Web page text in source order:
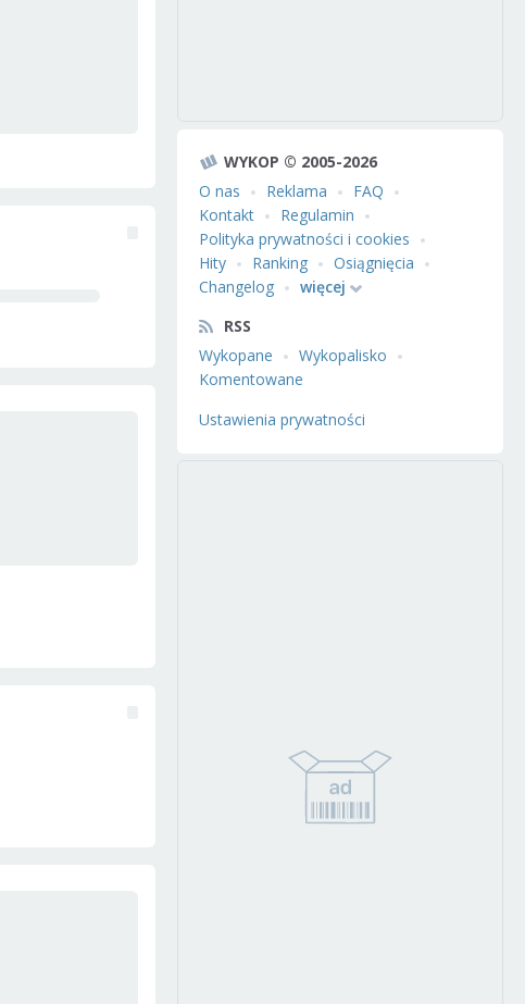
WYKOP © 2005-2026
O nas
Reklama
FAQ
Kontakt
Regulamin
Polityka prywatności i cookies
Hity
Ranking
Osiągnięcia
Changelog
więcej
RSS
Wykopane
Wykopalisko
Komentowane
Ustawienia prywatności